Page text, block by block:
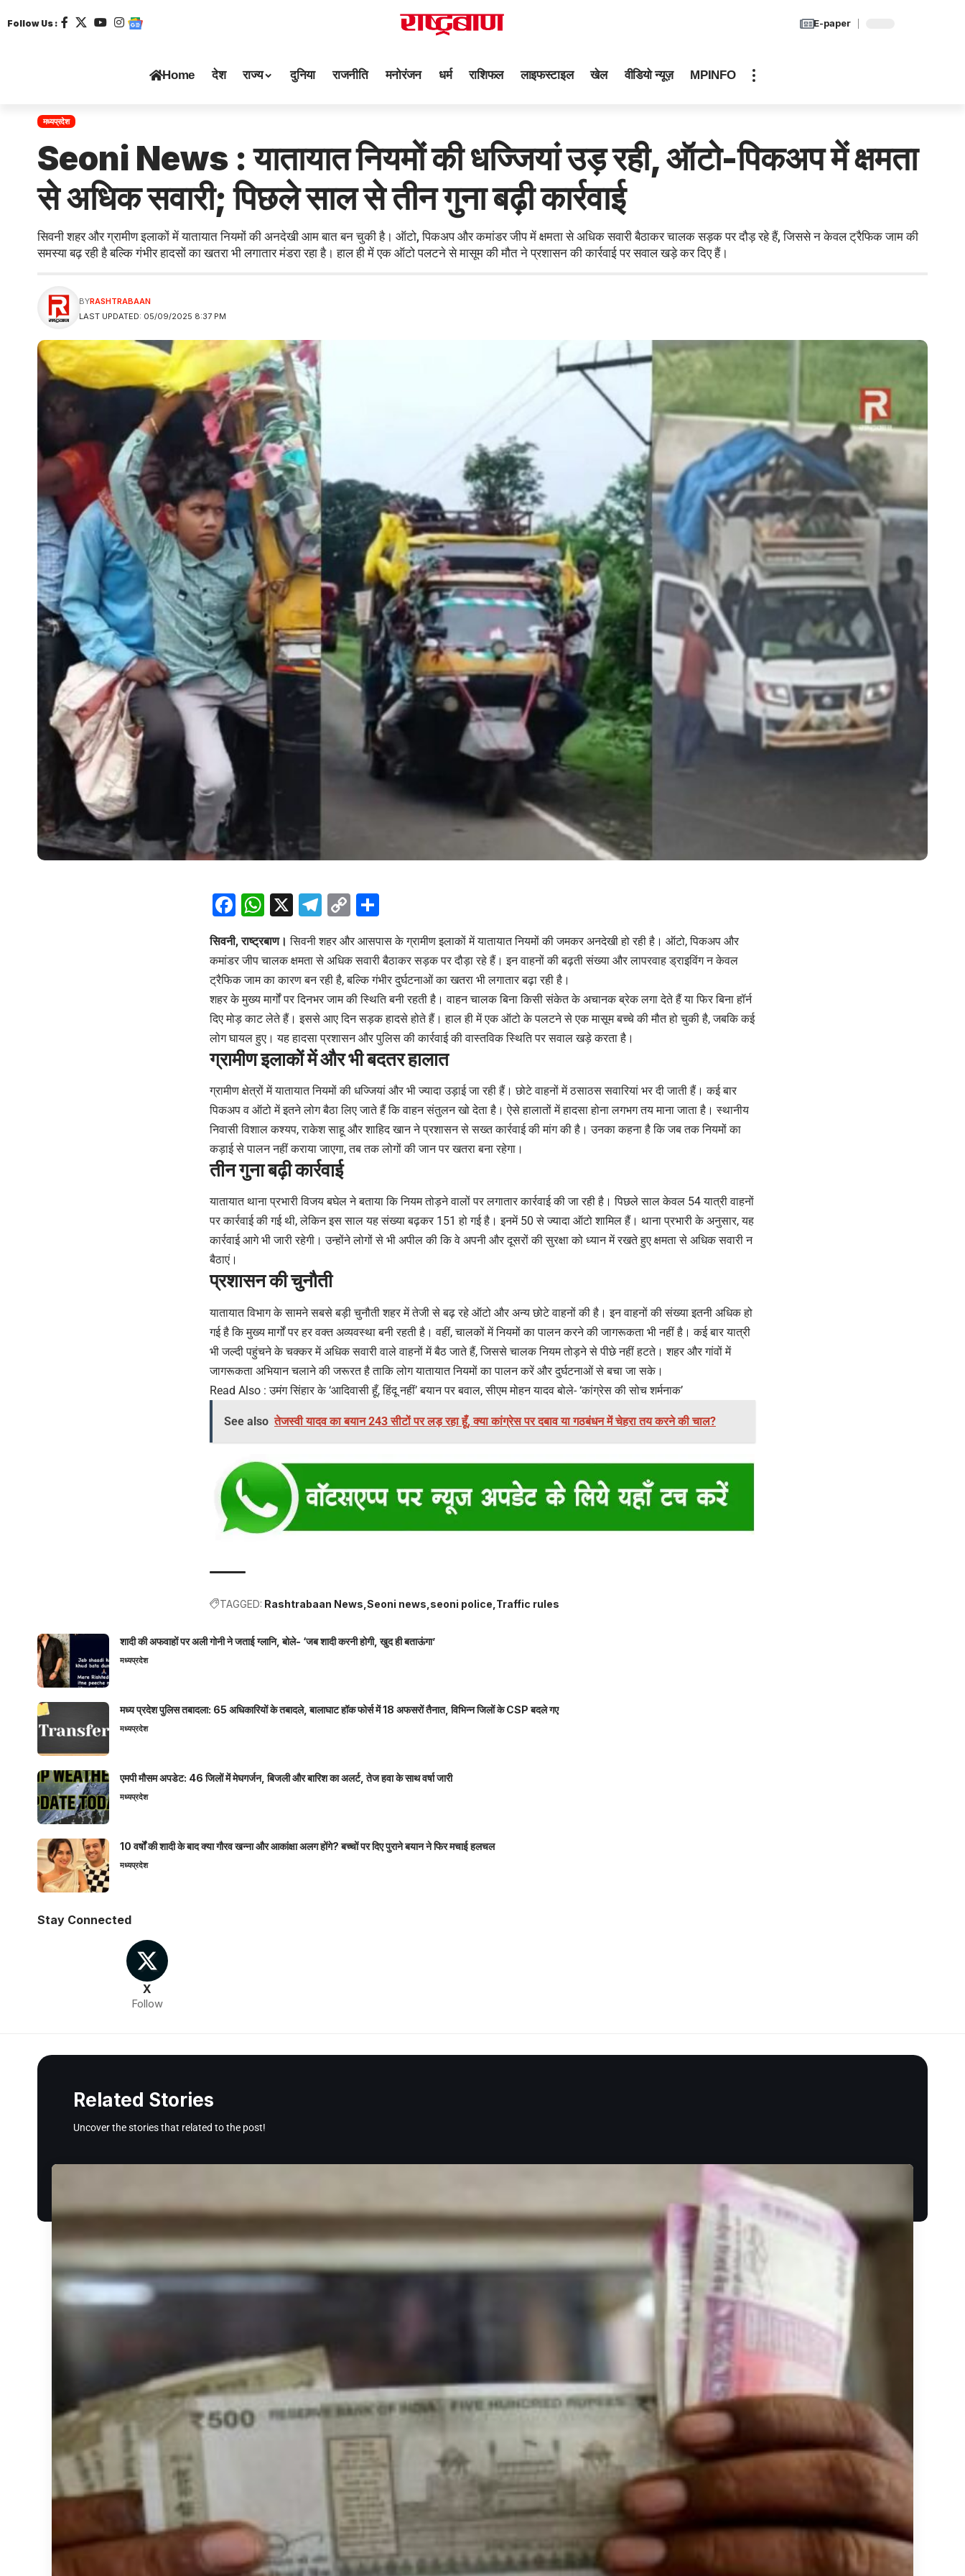
Follow Us : E-paper
Home देश राज्य दुनिया राजनीति मनोरंजन धर्म राशिफल लाइफस्टाइल खेल वीडियो न्यूज़ MPINFO
मध्यप्रदेश
Seoni News : यातायात नियमों की धज्जियां उड़ रही, ऑटो-पिकअप में क्षमता
से अधिक सवारी; पिछले साल से तीन गुना बढ़ी कार्रवाई
सिवनी शहर और ग्रामीण इलाकों में यातायात नियमों की अनदेखी आम बात बन चुकी है। ऑटो, पिकअप और कमांडर जीप में क्षमता से अधिक सवारी बैठाकर चालक सड़क पर दौड़ रहे हैं, जिससे न केवल ट्रैफिक जाम की
समस्या बढ़ रही है बल्कि गंभीर हादसों का खतरा भी लगातार मंडरा रहा है। हाल ही में एक ऑटो पलटने से मासूम की मौत ने प्रशासन की कार्रवाई पर सवाल खड़े कर दिए हैं।
LAST UPDATED: 05/09/2025 8:37 PM
BYRASHTRABAAN
Facebook
WhatsApp
X Telegram
Copy
सिवनी, राष्ट्रबाण। सिवनीशहर और आसपास के ग्रामीण इलाकों में यातायात नियमों की जमकर अनदेखी हो रही है। ऑटो, पिकअप और
कमांडर जीप चालक क्षमता से अधिक सवारी बैठाकर सड़क पर दौड़ा रहे हैं। इन वाहनों की बढ़ती संख्या और लापरवाह ड्राइविंग न केवल
ट्रैफिक जाम का कारण बन रही है, बल्कि गंभीर दुर्घटनाओं का खतरा भी लगातार बढ़ा रही है।
शहर के मुख्य मार्गों पर दिनभर जाम की स्थिति बनी रहती है। वाहन चालक बिना किसी संकेत के अचानक ब्रेक लगा देते हैं या फिर बिना हॉर्न
दिए मोड़ काट लेते हैं। इससे आए दिन सड़क हादसे होते हैं। हाल ही में एक ऑटो के पलटने से एक मासूम बच्चे की मौत हो चुकी है, जबकि कई
लोग घायल हुए। यह हादसा प्रशासन और पुलिस की कार्रवाई की वास्तविक स्थिति पर सवाल खड़े करता है।
ग्रामीण इलाकों में और भी बदतर हालात
ग्रामीण क्षेत्रों में यातायात नियमों की धज्जियां और भी ज्यादा उड़ाई जा रही हैं। छोटे वाहनों में ठसाठस सवारियां भर दी जाती हैं। कई बार
पिकअप व ऑटो में इतने लोग बैठा लिए जाते हैं कि वाहन संतुलन खो देता है। ऐसे हालातों में हादसा होना लगभग तय माना जाता है। स्थानीय
निवासी विशाल कश्यप, राकेश साहू और शाहिद खान ने प्रशासन से सख्त कार्रवाई की मांग की है। उनका कहना है कि जब तक नियमों का
कड़ाई से पालन नहीं कराया जाएगा, तब तक लोगों की जान पर खतरा बना रहेगा।
तीन गुना बढ़ी कार्रवाई
यातायात थाना प्रभारी विजय बघेल ने बताया कि नियम तोड़ने वालों पर लगातार कार्रवाई की जा रही है। पिछले साल केवल 54 यात्री वाहनों
पर कार्रवाई की गई थी, लेकिन इस साल यह संख्या बढ़कर 151 हो गई है। इनमें 50 से ज्यादा ऑटो शामिल हैं। थाना प्रभारी के अनुसार, यह
कार्रवाई आगे भी जारी रहेगी। उन्होंने लोगों से भी अपील की कि वे अपनी और दूसरों की सुरक्षा को ध्यान में रखते हुए क्षमता से अधिक सवारी न
बैठाएं।
प्रशासन की चुनौती
यातायात विभाग के सामने सबसे बड़ी चुनौती शहर में तेजी से बढ़ रहे ऑटो और अन्य छोटे वाहनों की है। इन वाहनों की संख्या इतनी अधिक हो
गई है कि मुख्य मार्गों पर हर वक्त अव्यवस्था बनी रहती है। वहीं, चालकों में नियमों का पालन करने की जागरूकता भी नहीं है। कई बार यात्री
भी जल्दी पहुंचने के चक्कर में अधिक सवारी वाले वाहनों में बैठ जाते हैं, जिससे चालक नियम तोड़ने से पीछे नहीं हटते। शहर और गांवों में
जागरूकता अभियान चलाने की जरूरत है ताकि लोग यातायात नियमों का पालन करें और दुर्घटनाओं से बचा जा सके।
Read Also :उमंग सिंहार के ‘आदिवासी हूँ, हिंदू नहीं’ बयान पर बवाल, सीएम मोहन यादव बोले- ‘कांग्रेस की सोच शर्मनाक’
See also तेजस्वी यादव का बयान 243 सीटों पर लड़ रहा हूँ, क्या कांग्रेस पर दबाव या गठबंधन में चेहरा तय करने की चाल?
TAGGED: Rashtrabaan News Seoni news seoni police Traffic rules
शादी की अफवाहों पर अली गोनी ने जताई ग्लानि, बोले- ‘जब शादी करनी होगी, खुद ही बताऊंगा’
मध्यप्रदेश
मध्य प्रदेश पुलिस तबादला: 65 अधिकारियों के तबादले, बालाघाट हॉक फोर्स में 18 अफसरों तैनात, विभिन्न जिलों के CSP बदले गए
मध्यप्रदेश
एमपी मौसम अपडेट: 46 जिलों में मेघगर्जन, बिजली और बारिश का अलर्ट, तेज हवा के साथ वर्षा जारी
मध्यप्रदेश
10 वर्षों की शादी के बाद क्या गौरव खन्ना और आकांक्षा अलग होंगे? बच्चों पर दिए पुराने बयान ने फिर मचाई हलचल
मध्यप्रदेश
Stay Connected
X
Follow
Related Stories
Uncover the stories that related to the post!